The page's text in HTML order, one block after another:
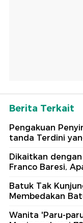
Berita Terkait
Pengakuan
tanda Terdini
Dikaitkan
Franco Baresi,
Batuk Tak
Membedakan
Wanita 'Paru-